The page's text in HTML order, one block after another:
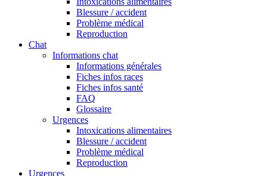
Blessure / accident
Problème médical
Reproduction
Chat
Informations chat
Informations générales
Fiches infos races
Fiches infos santé
FAQ
Glossaire
Urgences
Intoxications alimentaires
Blessure / accident
Problème médical
Reproduction
Urgences